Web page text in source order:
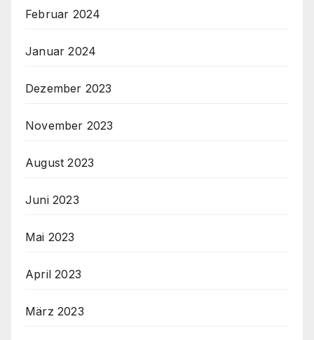
Februar 2024
Januar 2024
Dezember 2023
November 2023
August 2023
Juni 2023
Mai 2023
April 2023
März 2023